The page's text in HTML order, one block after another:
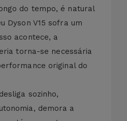
do tempo, é natural
Dyson V15 sofra um
acontece, a
torna-se necessária
original do
sozinho,
demora a